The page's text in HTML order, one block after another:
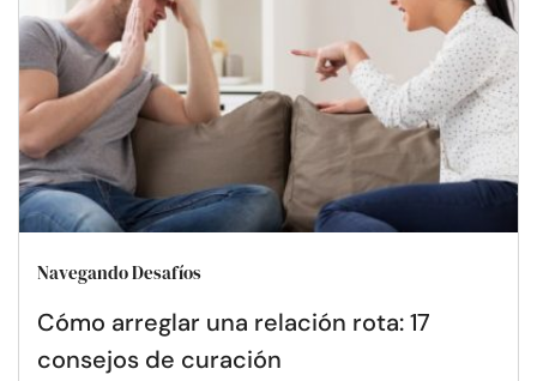
Navegando Desafíos
Cómo arreglar una relación rota: 17
consejos de curación